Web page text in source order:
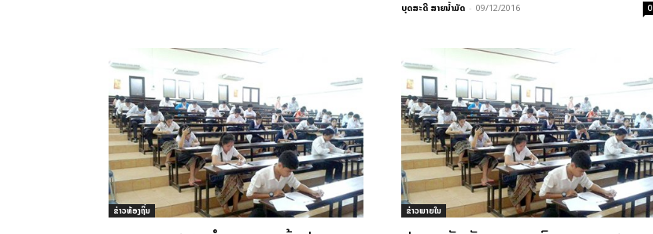
ບຸດສະດີ ສາຍນ້ຳມັດ - 09/12/2016 0
ຂ່າວທ້ອງຖິ່ນ ຂ່າວພາຍ​ໃນ